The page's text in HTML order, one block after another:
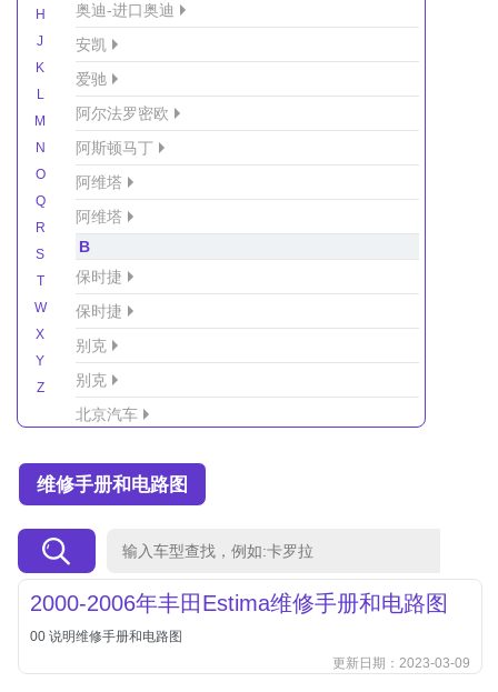
H
J
K
L
M
N
O
Q
R
S
T
W
X
Y
Z
奥迪-进口奥迪
安凯
爱驰
阿尔法罗密欧
阿斯顿马丁
阿维塔
阿维塔
B
保时捷
保时捷
别克
别克
北京汽车
北京越野车
北汽制造
维修手册和电路图
2000-2006年丰田Estima维修手册和电路图
00 说明维修手册和电路图
更新日期：2023-03-09